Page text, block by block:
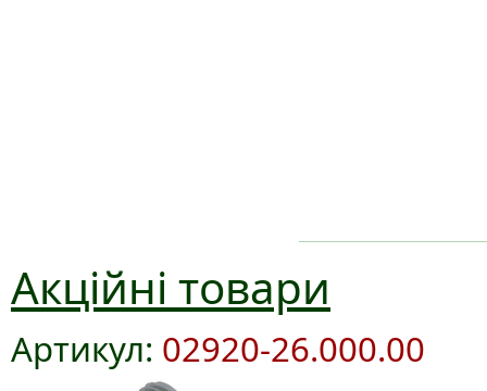
Акційні товари
Артикул: 02920-26.000.00